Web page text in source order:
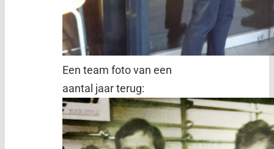
Een team foto van een
aantal jaar terug: